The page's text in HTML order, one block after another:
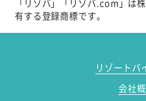
「リゾバ」「リゾバ.com」は
有する登録商標です。
リゾートバ
会社